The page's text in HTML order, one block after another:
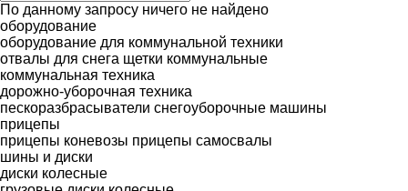
По данному запросу ничего не найдено
оборудование
оборудование для коммунальной техники
отвалы для снега щетки коммунальные
коммунальная техника
дорожно-уборочная техника
пескоразбрасыватели снегоуборочные машины
прицепы
прицепы коневозы прицепы самосвалы
шины и диски
диски колесные